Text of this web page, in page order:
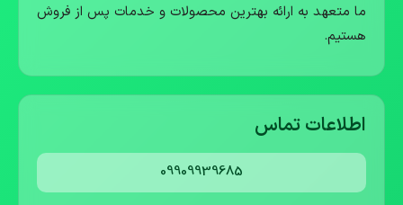
ما متعهد به ارائه بهترین محصولات و خدمات پس از فروش
هستیم.
اطلاعات تماس
09909939685